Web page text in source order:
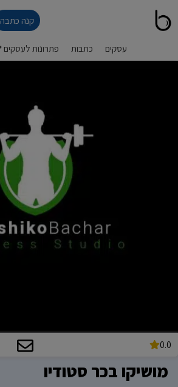
קנה כתבה
עסקים כתבות פתרונות לעסקים
0.0
מושיקו בכר סטודיו